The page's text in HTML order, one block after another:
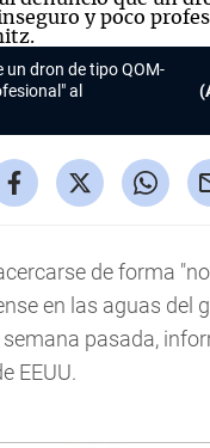
un dron de tipo QOM-
al
de forma
en las aguas del
pasada,
EEUU.